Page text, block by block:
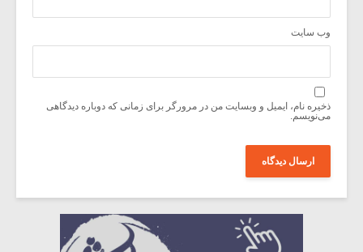
وب‌ سایت
ذخیره نام، ایمیل و وبسایت من در مرورگر برای زمانی که دوباره دیدگاهی
می‌نویسم.